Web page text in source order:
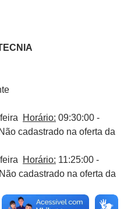
Horário: 09:30:00 -
Não cadastrado na oferta da
Horário: 11:25:00 -
Não cadastrado na oferta da